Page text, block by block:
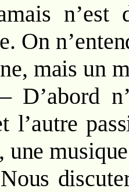
On
mais un
D’abord
l’autre